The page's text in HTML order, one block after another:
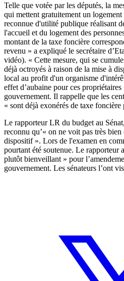
Telle que votée par les députés, la
qui mettent gratuitement un
reconnue d'utilité publique réalisant
l'accueil et du logement des
montant de la taxe foncière
revenu » a expliqué le secrétaire
vidéo). « Cette mesure, qui se
déjà octroyés à raison de la mise à
local au profit d'un organisme
effet d’aubaine pour ces
gouvernement. Il rappelle que les
« sont déjà exonérés de taxe foncière
Le rapporteur LR du budget au
reconnu qu’« on ne voit pas très
dispositif ». Lors de l'examen en
pourtant été soutenue. Le rapporteur
plutôt bienveillant » pour
gouvernement. Les sénateurs l’ont